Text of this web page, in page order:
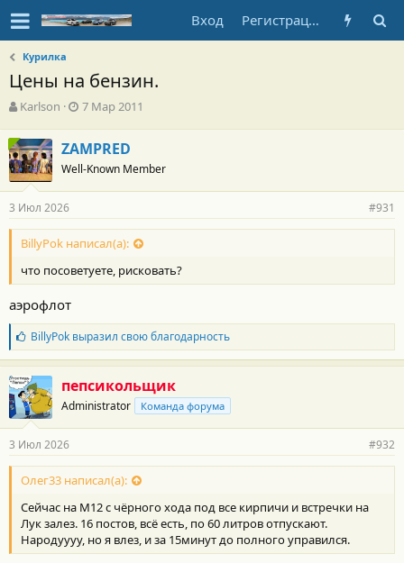
Вход Регистрация
Курилка
Цены на бензин.
А
т
о
р
т
е
м
ы
Karlson
Д
а
н
а
л
а
7 Мар 2011
ZAMPRED
Well-Known Member
3 Июл 2026 #931
BillyPok написал(а):
что посоветуете, рисковать?
аэрофлот
Б
л
а
г
о
д
а
н
о
с
и
:
BillyPokвыразил свою благодарность
пепсикольщик
Administrator Команда форума
3 Июл 2026 #932
Олег33 написал(а):
Сейчас на М12 с чёрного хода под все кирпичи и встречки на
Лук залез. 16 постов, всё есть, по 60 литров отпускают.
Народуууу, но я влез, и за 15минут до полного управился.